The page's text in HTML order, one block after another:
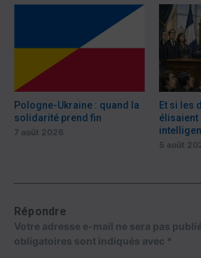
Pologne-Ukraine : quand la
solidarité prend fin
7 août 2026
Et si les
élisaient
5 août
Répondre
Votre adresse e-mail ne sera pas
obligatoires sont indiqués avec *